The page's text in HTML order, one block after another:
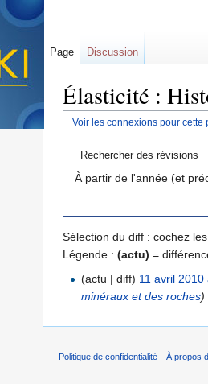
Élasticité :
Voir les connexions pour cette
Rechercher des révisions
À partir de l'année (et
Sélection du diff : cochez
Légende : (actu) =
(actu | diff) 11 avril 2010
minéraux et des roches)
Page Discussion
Politique de confidentialité À propos